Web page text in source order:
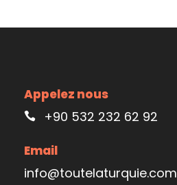
Appelez nous
+90 532 232 62 92
Email
info@toutelaturquie.com